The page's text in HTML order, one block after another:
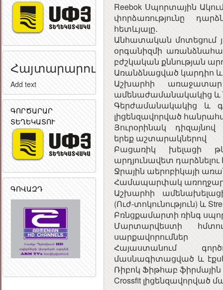
Հայտարարություն
Add text
ԳՈՐԾԱՐԱՐ
ՏԵՂԵԿԱՏՈՒ
ԳՈՎԱԶԴ
Reebok Սպորտային
փորձառությունը
հետևյալը․
Անհատական մոտեցում
օրգանիզմի
բժշկական քննության
Առանձնացված կարդիո
Աշխարհի առաջատար
ամենաժամանակակից և
Գերժամանակակից և
լիցենզավորված
Յուրօրինակ
երեք աշտարակներով
Բացառիկ խելացի
արդյունավետ
Ջրային աերոբիկայի
Համապարփակ
Աշխարհի ամենախելացի
(Ուժ-տոկունություն) և
Բռնցքամարտի ռինգ
Մարտարվեստի
սարքավորումներ
Հայաստանում
մասնագիտացված և
Ռիբոկ Ֆիթհաբ
Crossfit լիցենզավորված